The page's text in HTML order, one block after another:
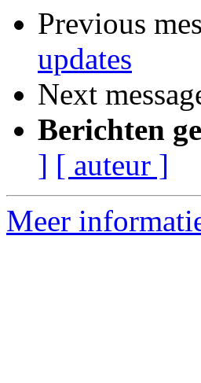
Previous
updates
Next
Berichten
] [ auteur ]
Meer